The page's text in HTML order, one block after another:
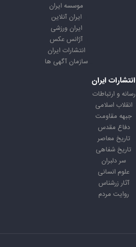
موسسه ایران
ایران آنلاین
ایران ورزشی
آژانس عکس
انتشارات ایران
سازمان آگهی ها
انتشارات ایران
رسانه و ارتباطات
انقلاب اسلامی
جبهه مقاومت
دفاع مقدس
تاریخ معاصر
تاریخ شفاهی
سر دلبران
علوم انسانی
آثار زرشناس
روایت مردم